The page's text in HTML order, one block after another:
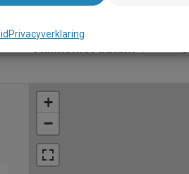
+
−
Privacyverklaring